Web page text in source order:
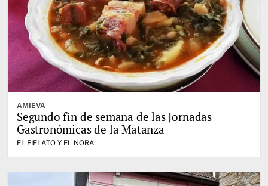
AMIEVA
Segundo fin de semana de las Jornadas
Gastronómicas de la Matanza
EL FIELATO Y EL NORA